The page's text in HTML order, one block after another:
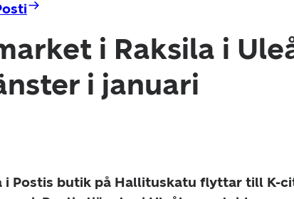
i Raksila i
i januari
i Postis butik på Hallituskatu flyttar till K-